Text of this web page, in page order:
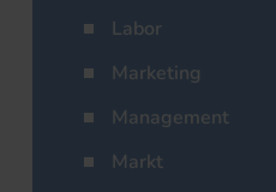
Labor
Marketing
Management
Markt